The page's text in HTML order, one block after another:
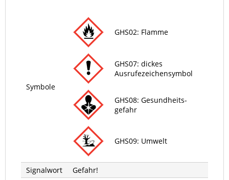
Symbole
GHS02: Flamme
GHS07: dickes
Ausrufezeichensymbol
GHS08: Gesund­heits­
gefahr
GHS09: Umwelt
Signalwort Gefahr!